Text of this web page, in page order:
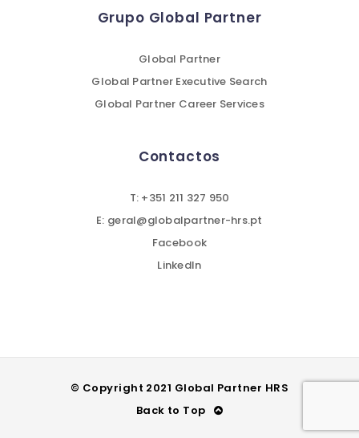
Grupo Global Partner
Global Partner
Global Partner Executive Search
Global Partner Career Services
Contactos
T: +351 211 327 950
E: geral@globalpartner-hrs.pt
Facebook
LinkedIn
© Copyright 2021 Global Partner HRS
Back to Top